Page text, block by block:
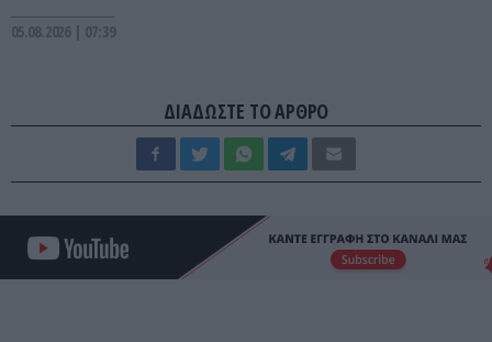
05.08.2026 | 07:39
ΔΙΑΔΩΣΤΕ ΤΟ ΑΡΘΡΟ